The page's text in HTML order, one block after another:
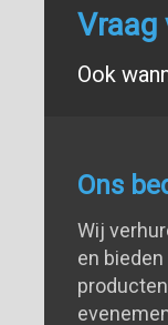
Ook
Ons
Wij
en